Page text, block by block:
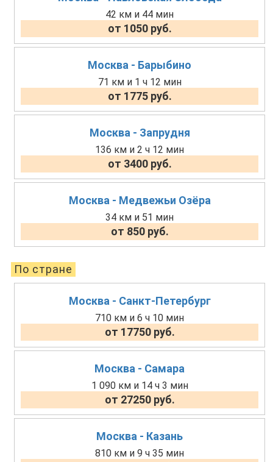
42 км и 44 мин
от 1050 руб.
Москва - Барыбино
71 км и 1 ч 12 мин
от 1775 руб.
Москва - Запрудня
136 км и 2 ч 12 мин
от 3400 руб.
Москва - Медвежьи Озёра
34 км и 51 мин
от 850 руб.
По стране
Москва - Санкт-Петербург
710 км и 6 ч 10 мин
от 17750 руб.
Москва - Самара
1 090 км и 14 ч 3 мин
от 27250 руб.
Москва - Казань
810 км и 9 ч 35 мин